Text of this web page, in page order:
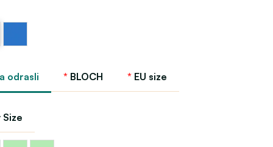
Bloch
odrasli BLOCH EU size